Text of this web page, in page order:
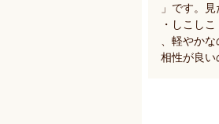
」です。
・しこし
、軽やか
相性が良い